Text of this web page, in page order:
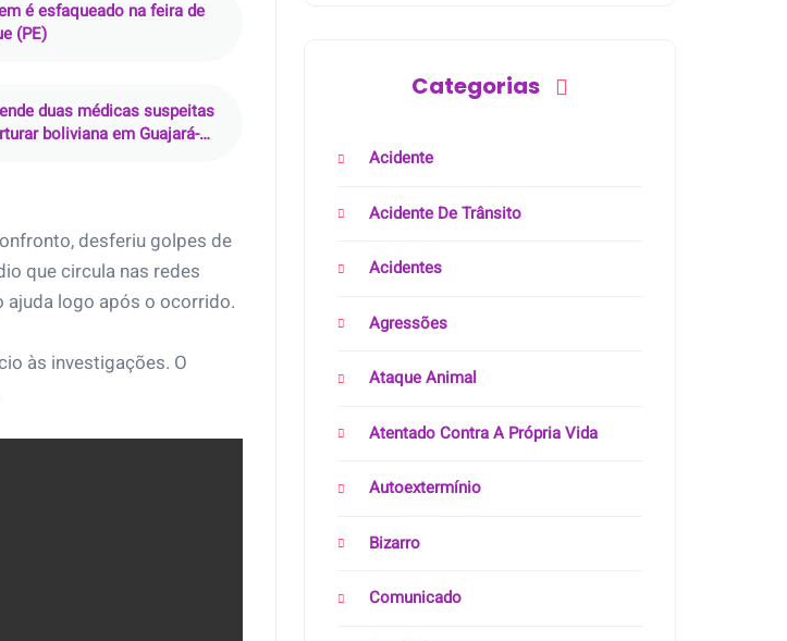
é esfaqueado na feira de
(PE)
duas médicas suspeitas
boliviana em Guajará-
desferiu golpes de
que circula nas redes
ajuda logo após o ocorrido.
às investigações. O
Categorias
Acidente
Acidente De Trânsito
Acidentes
Agressões
Ataque Animal
Atentado Contra A Própria Vida
Autoextermínio
Bizarro
Comunicado